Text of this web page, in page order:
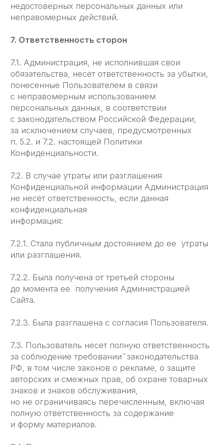
9.2. Новая Политика конфиденциальности
вступает в силу с момента ее размещения
на сайте ЛЕГЧЕ, если иное не предусмотрено
конфиденциальности.
настоящей Политики конфиденциальности
следует сообщать по адресу:
9.4. Действующая Политика
по адресу https://www.legche-legkogo.ru/privacy-
policy
г. Москва, ООО "Легче Лёгкого", ОГРН 1 227 700
223 002
ОБЩЕСТВО С ОГРАНИЧЕННОЙ
ОТВЕТСТВЕННОСТЬЮ «ЛЕГЧЕ ЛЁГКОГО»,
Юридический адрес организации: 117 342,
Коньково, ул. Бутлерова, д. 17, помещ. 7/4 ИНН
7 730 277 424,
КПП 772 801 001, ОГРН 1 227 700 223 002
Заполните форму
под потребности вашего бизнеса
Подключим сервис за 15 минут
Проведём обучение для всей команды
Ваше имя